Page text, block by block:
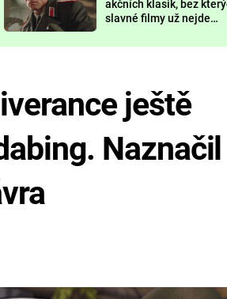
akčních klasik, bez
slavné filmy už nejde
ještě
Naznačil